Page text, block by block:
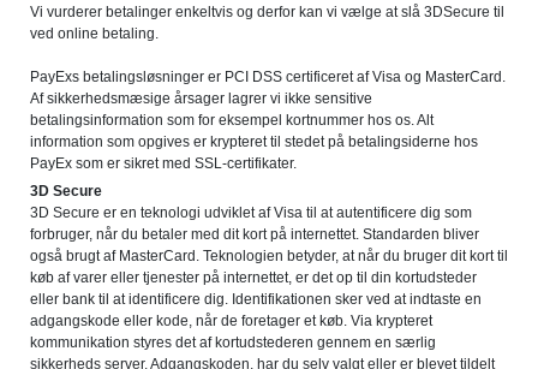
Vi vurderer betalinger enkeltvis og derfor kan vi vælge at slå 3DSecure til
ved online betaling.
PayExs betalingsløsninger er PCI DSS certificeret af Visa og MasterCard.
Af sikkerhedsmæsige årsager lagrer vi ikke sensitive
betalingsinformation som for eksempel kortnummer hos os. Alt
information som opgives er krypteret til stedet på betalingsiderne hos
PayEx som er sikret med SSL-certifikater.
3D Secure
3D Secure er en teknologi udviklet af Visa til at autentificere dig som
forbruger, når du betaler med dit kort på internettet. Standarden bliver
også brugt af MasterCard. Teknologien betyder, at når du bruger dit kort til
køb af varer eller tjenester på internettet, er det op til din kortudsteder
eller bank til at identificere dig. Identifikationen sker ved at indtaste en
adgangskode eller kode, når de foretager et køb. Via krypteret
kommunikation styres det af kortudstederen gennem en særlig
sikkerheds server. Adgangskoden, har du selv valgt eller er blevet tildelt